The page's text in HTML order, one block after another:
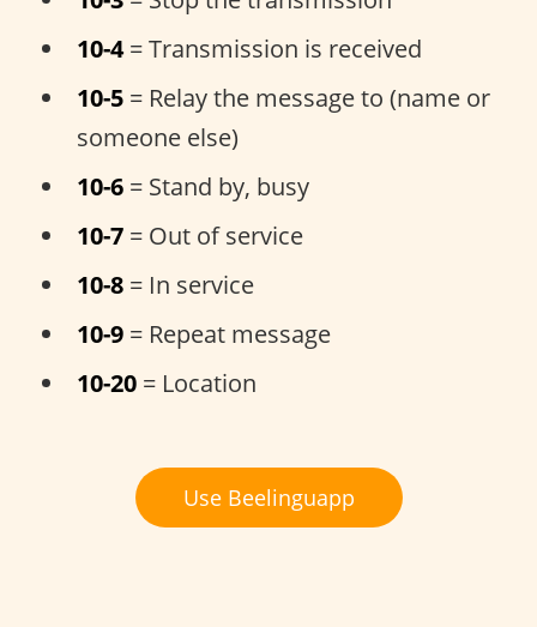
10-4= Transmission is received
10-5 = Relay the message to (name or
someone else)
10-6 = Stand by, busy
10-7 = Out of service
10-8 = In service
10-9 = Repeat message
10-20 = Location
Use Beelinguapp